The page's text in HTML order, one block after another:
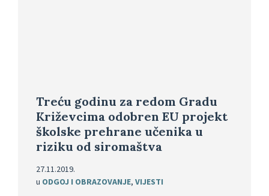
Treću godinu za redom Gradu
Križevcima odobren EU projekt
školske prehrane učenika u
riziku od siromaštva
27.11.2019.
u ODGOJ I OBRAZOVANJE, VIJESTI